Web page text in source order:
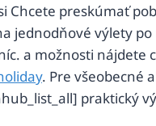
Chcete preskúmať
jednodňové výlety
a možnosti nájdete
. Pre všeobecné
praktický